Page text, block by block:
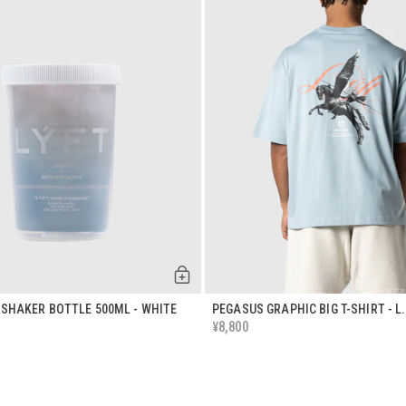
BOTTLE 500ML - WHITE PEGASUS GRAPHIC BIG T-SHIRT -
¥8,800